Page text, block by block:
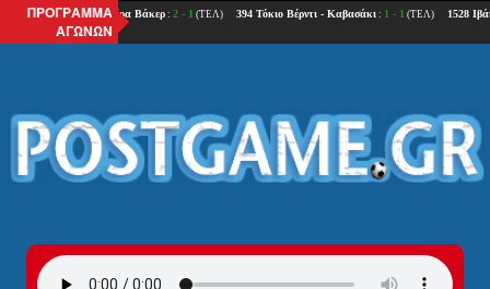
ΠΡΟΓΡΑΜΜΑ
ΑΓΩΝΩΝ